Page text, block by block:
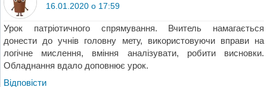
16.01.2020 о 17:59
Урок патріотичного спрямування. Вчитель намагається
донести до учнів головну мету, використовуючи вправи на
логічне мислення, вміння аналізувати, робити висновки.
Обладнання вдало доповнює урок.
Відповіcти